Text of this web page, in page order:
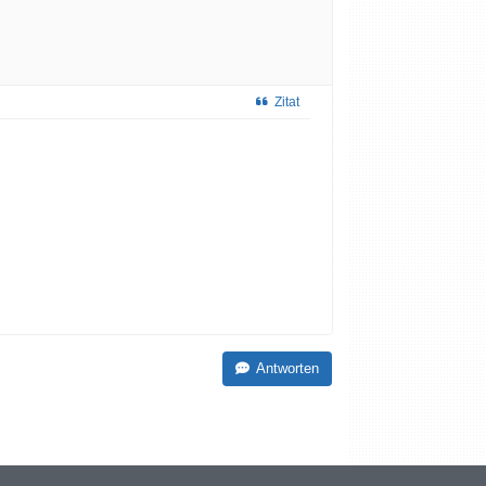
Zitat
Antworten